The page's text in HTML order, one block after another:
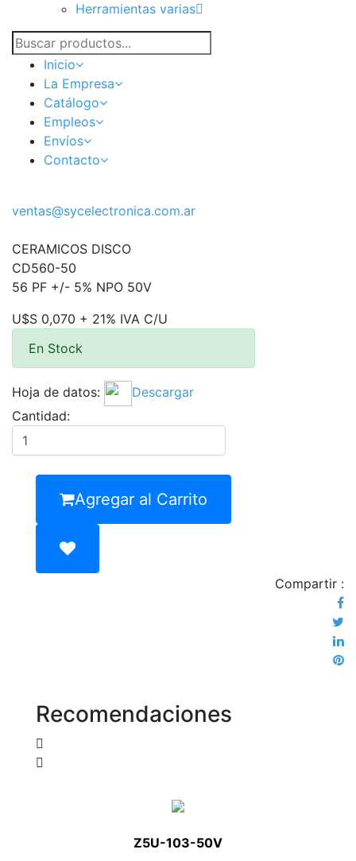
Herramientas varias
Inicio
La Empresa
Catálogo
Empleos
Envíos
Contacto
ventas@sycelectronica.com.ar
CERAMICOS DISCO
CD560-50
56 PF +/- 5% NPO 50V
U$S 0,070 + 21% IVA C/U
En Stock
Hoja de datos:
Descargar
Cantidad:
Agregar al Carrito
Compartir :
Recomendaciones
Z5U-103-50V